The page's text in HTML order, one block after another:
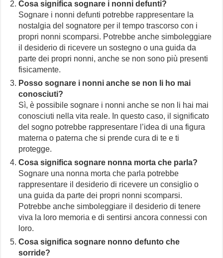
Cosa significa sognare i nonni defunti?
Sognare i nonni defunti potrebbe rappresentare la
nostalgia del sognatore per il tempo trascorso con i
propri nonni scomparsi. Potrebbe anche simboleggiare
il desiderio di ricevere un sostegno o una guida da
parte dei propri nonni, anche se non sono più presenti
fisicamente.
Posso sognare i nonni anche se non li ho mai
conosciuti?
Sì, è possibile sognare i nonni anche se non li hai mai
conosciuti nella vita reale. In questo caso, il significato
del sogno potrebbe rappresentare l’idea di una figura
materna o paterna che si prende cura di te e ti
protegge.
Cosa significa sognare nonna morta che parla?
Sognare una nonna morta che parla potrebbe
rappresentare il desiderio di ricevere un consiglio o
una guida da parte dei propri nonni scomparsi.
Potrebbe anche simboleggiare il desiderio di tenere
viva la loro memoria e di sentirsi ancora connessi con
loro.
Cosa significa sognare nonno defunto che
sorride?